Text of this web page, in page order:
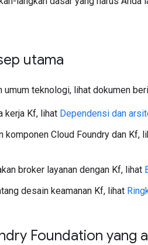
utama
teknologi, lihat dokumen
kerja Kf, lihat Dependensi dan
komponen Cloud Foundry dan Kf,
broker layanan dengan Kf, lihat
desain keamanan Kf, lihat
Foundation yang